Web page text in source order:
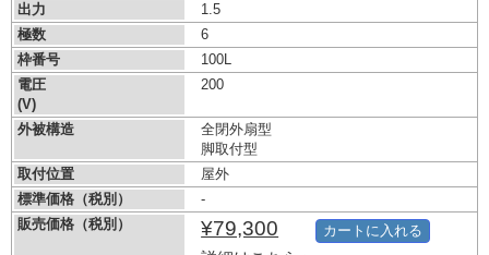
出力
1.5
極数
6
枠番号
100L
電圧
(V)
200
外被構造
全閉外扇型
脚取付型
取付位置
屋外
標準価格（税別）
-
販売価格（税別）
¥79,300 カートに入れる